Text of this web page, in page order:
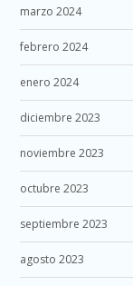
marzo 2024
febrero 2024
enero 2024
diciembre 2023
noviembre 2023
octubre 2023
septiembre 2023
agosto 2023